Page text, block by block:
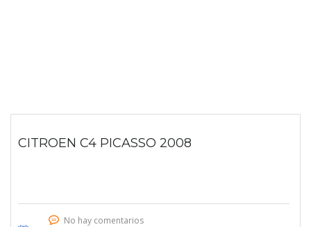
CITROEN C4 PICASSO 2008
No hay comentarios